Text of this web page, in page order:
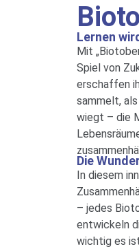
Lernen
Mit
Spiel von
erschaffen
sammelt,
wiegt – die
Die
In diesem
– jedes
entwickeln
wichtig es